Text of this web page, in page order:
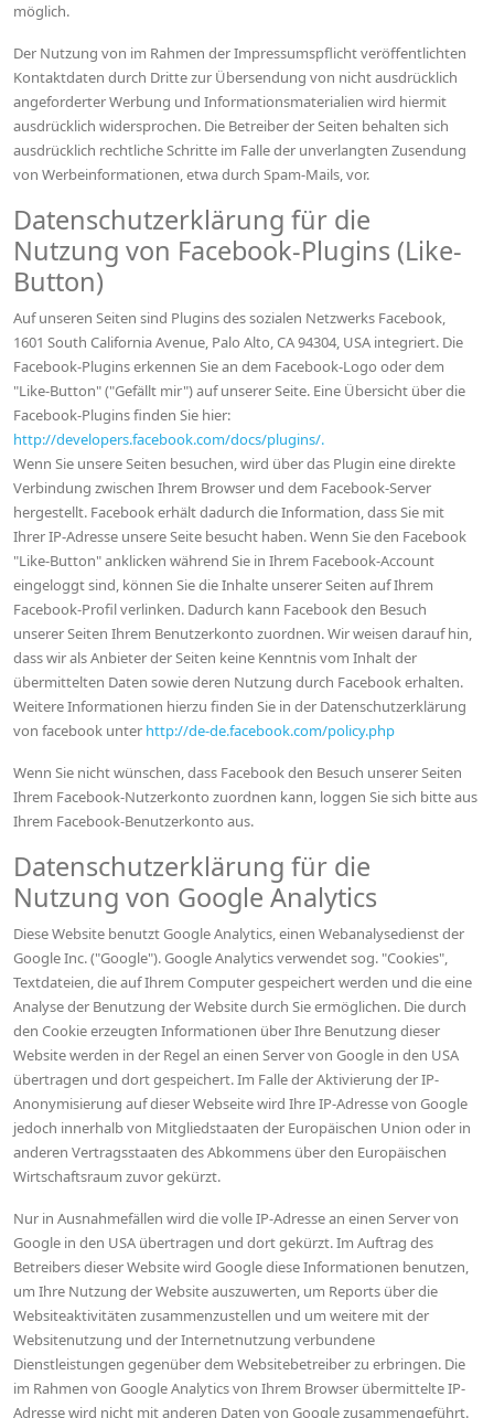
möglich.
Der Nutzung von im Rahmen der Impressumspflicht veröffentlichten
Kontaktdaten durch Dritte zur Übersendung von nicht ausdrücklich
angeforderter Werbung und Informationsmaterialien wird hiermit
ausdrücklich widersprochen. Die Betreiber der Seiten behalten sich
ausdrücklich rechtliche Schritte im Falle der unverlangten Zusendung
von Werbeinformationen, etwa durch Spam-Mails, vor.
Datenschutzerklärung für die
Nutzung von Facebook-Plugins (Like-
Button)
Auf unseren Seiten sind Plugins des sozialen Netzwerks Facebook,
1601 South California Avenue, Palo Alto, CA 94304, USA integriert. Die
Facebook-Plugins erkennen Sie an dem Facebook-Logo oder dem
"Like-Button" ("Gefällt mir") auf unserer Seite. Eine Übersicht über die
Facebook-Plugins finden Sie hier:
http://developers.facebook.com/docs/plugins/.
Wenn Sie unsere Seiten besuchen, wird über das Plugin eine direkte
Verbindung zwischen Ihrem Browser und dem Facebook-Server
hergestellt. Facebook erhält dadurch die Information, dass Sie mit
Ihrer IP-Adresse unsere Seite besucht haben. Wenn Sie den Facebook
"Like-Button" anklicken während Sie in Ihrem Facebook-Account
eingeloggt sind, können Sie die Inhalte unserer Seiten auf Ihrem
Facebook-Profil verlinken. Dadurch kann Facebook den Besuch
unserer Seiten Ihrem Benutzerkonto zuordnen. Wir weisen darauf hin,
dass wir als Anbieter der Seiten keine Kenntnis vom Inhalt der
übermittelten Daten sowie deren Nutzung durch Facebook erhalten.
Weitere Informationen hierzu finden Sie in der Datenschutzerklärung
von facebook unter http://de-de.facebook.com/policy.php
Wenn Sie nicht wünschen, dass Facebook den Besuch unserer Seiten
Ihrem Facebook-Nutzerkonto zuordnen kann, loggen Sie sich bitte aus
Ihrem Facebook-Benutzerkonto aus.
Datenschutzerklärung für die
Nutzung von Google Analytics
Diese Website benutzt Google Analytics, einen Webanalysedienst der
Google Inc. ("Google"). Google Analytics verwendet sog. "Cookies",
Textdateien, die auf Ihrem Computer gespeichert werden und die eine
Analyse der Benutzung der Website durch Sie ermöglichen. Die durch
den Cookie erzeugten Informationen über Ihre Benutzung dieser
Website werden in der Regel an einen Server von Google in den USA
übertragen und dort gespeichert. Im Falle der Aktivierung der IP-
Anonymisierung auf dieser Webseite wird Ihre IP-Adresse von Google
jedoch innerhalb von Mitgliedstaaten der Europäischen Union oder in
anderen Vertragsstaaten des Abkommens über den Europäischen
Wirtschaftsraum zuvor gekürzt.
Nur in Ausnahmefällen wird die volle IP-Adresse an einen Server von
Google in den USA übertragen und dort gekürzt. Im Auftrag des
Betreibers dieser Website wird Google diese Informationen benutzen,
um Ihre Nutzung der Website auszuwerten, um Reports über die
Websiteaktivitäten zusammenzustellen und um weitere mit der
Websitenutzung und der Internetnutzung verbundene
Dienstleistungen gegenüber dem Websitebetreiber zu erbringen. Die
im Rahmen von Google Analytics von Ihrem Browser übermittelte IP-
Adresse wird nicht mit anderen Daten von Google zusammengeführt.